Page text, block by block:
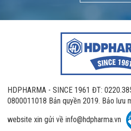
HDPHARMA - SINCE 1961 ĐT:
0800011018 Bản quyền 2019. Bảo lưu
website xin gửi về info@hdpharma.vn